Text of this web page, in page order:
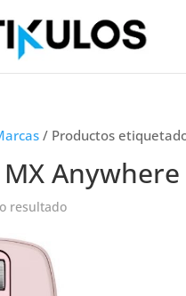
/ Productos
Anywhere
resultado